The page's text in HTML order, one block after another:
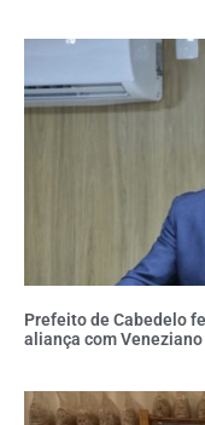
Prefeito de Cabedelo
aliança com Veneziano